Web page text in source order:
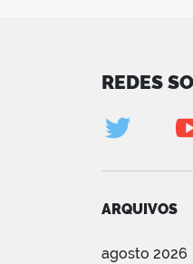
REDES
ARQUIVOS
agosto 2026